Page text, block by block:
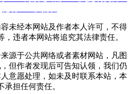
未经本网站及作者本人许可，不得
违者本网站将追究其法律责任。
源于公共网络或者素材网站，凡图
但作者发现后可告知认领，我们仍
意愿处理，如未及时联系本站，本
承担任何责任。